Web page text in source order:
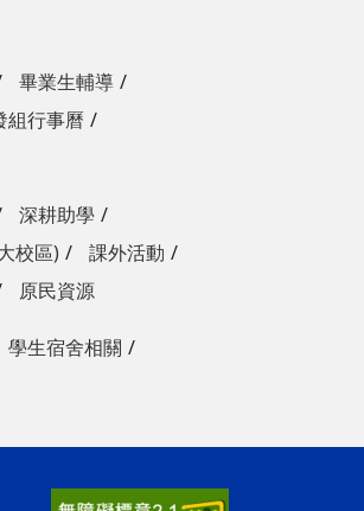
畢業生輔導
組行事曆
深耕助學
校區)
課外活動
原民資源
學生宿舍相關